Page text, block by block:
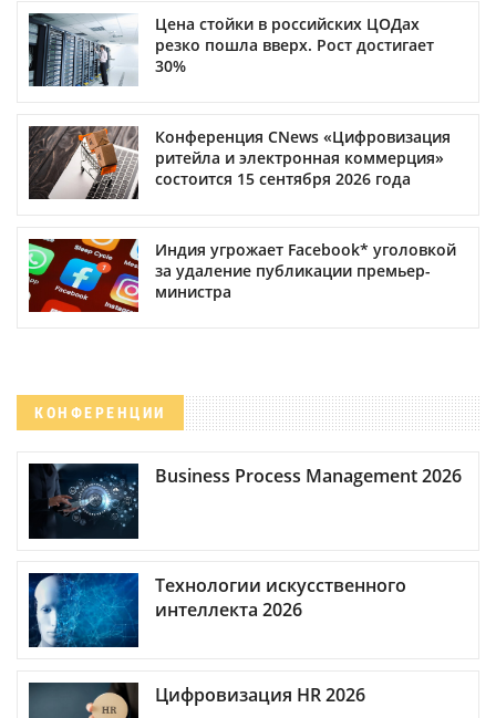
Цена стойки в российских ЦОДах
резко пошла вверх. Рост достигает
30%
Конференция CNews «Цифровизация
ритейла и электронная коммерция»
состоится 15 сентября 2026 года
Индия угрожает Facebook* уголовкой
за удаление публикации премьер-
министра
КОНФЕРЕНЦИИ
Business Process Management 2026
Технологии искусственного
интеллекта 2026
Цифровизация HR 2026